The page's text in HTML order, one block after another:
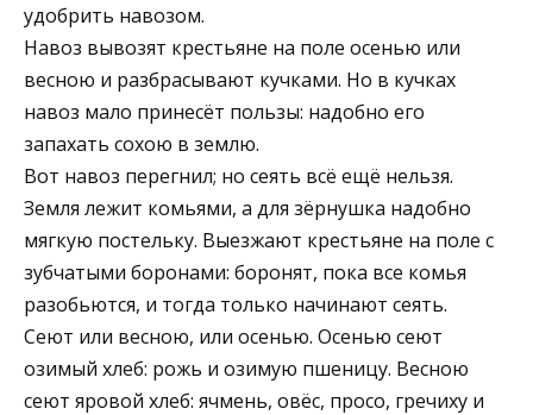
удобрить навозом.
Навоз вывозят крестьяне на поле осенью или
весною и разбрасывают кучками. Но в кучках
навоз мало принесёт пользы: надобно его
запахать сохою в землю.
Вот навоз перегнил; но сеять всё ещё нельзя.
Земля лежит комьями, а для зёрнушка надобно
мягкую постельку. Выезжают крестьяне на поле с
зубчатыми боронами: боронят, пока все комья
разобьются, и тогда только начинают сеять.
Сеют или весною, или осенью. Осенью сеют
озимый хлеб: рожь и озимую пшеницу. Весною
сеют яровой хлеб: ячмень, овёс, просо, гречиху и